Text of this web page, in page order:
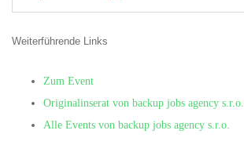
Weiterführende Links
Zum Event
Originalinserat von backup jobs agency s.r.o.
Alle Events von backup jobs agency s.r.o.